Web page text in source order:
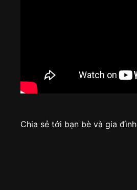
Chia sẻ tới bạn bè và gia đình